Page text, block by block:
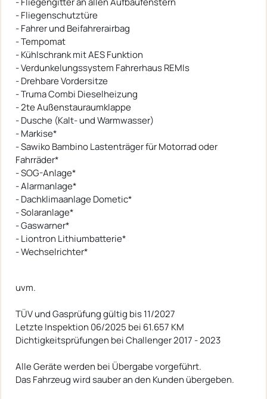
- Fliegenschutztüre
- Fahrer und Beifahrerairbag
- Tempomat
- Kühlschrank mit AES Funktion
- Verdunkelungssystem Fahrerhaus REMIs
- Drehbare Vordersitze
- Truma Combi Dieselheizung
- 2te Außenstauraumklappe
- Dusche (Kalt- und Warmwasser)
- Markise*
- Sawiko Bambino Lastenträger für Motorrad oder
Fahrräder*
- SOG-Anlage*
- Alarmanlage*
- Dachklimaanlage Dometic*
- Solaranlage*
- Gaswarner*
- Liontron Lithiumbatterie*
- Wechselrichter*
uvm.
TÜV und Gasprüfung gültig bis 11/2027
Letzte Inspektion 06/2025 bei 61.657 KM
Dichtigkeitsprüfungen bei Challenger 2017 - 2023
Alle Geräte werden bei Übergabe vorgeführt.
Das Fahrzeug wird sauber an den Kunden übergeben.